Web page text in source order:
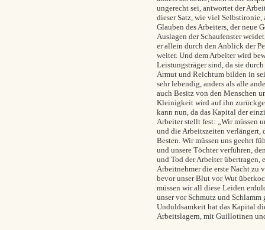
ungerecht sei, antwortet der
dieser Satz, wie viel
Glauben des Arbeiters, der neue
Auslagen der Schaufenster
er allein durch den Anblick der
weiter. Und dem Arbeiter wird
Leistungsträger sind, da sie
Armut und Reichtum bilden in
sehr lebendig, anders als alle
auch Besitz von den Menschen
Kleinigkeit wird auf ihn
kann nun, da das Kapital der
Arbeiter stellt fest: „Wir müssen
und die Arbeitszeiten verlängert,
Besten. Wir müssen uns geehrt
und unsere Töchter verführen,
und Tod der Arbeiter übertragen,
Arbeitnehmer die erste Nacht zu
bevor unser Blut vor Wut
müssen wir all diese Leiden
unser vor Schmutz und Schlamm
Unduldsamkeit hat das Kapital
Arbeitslagern, mit Guillotinen